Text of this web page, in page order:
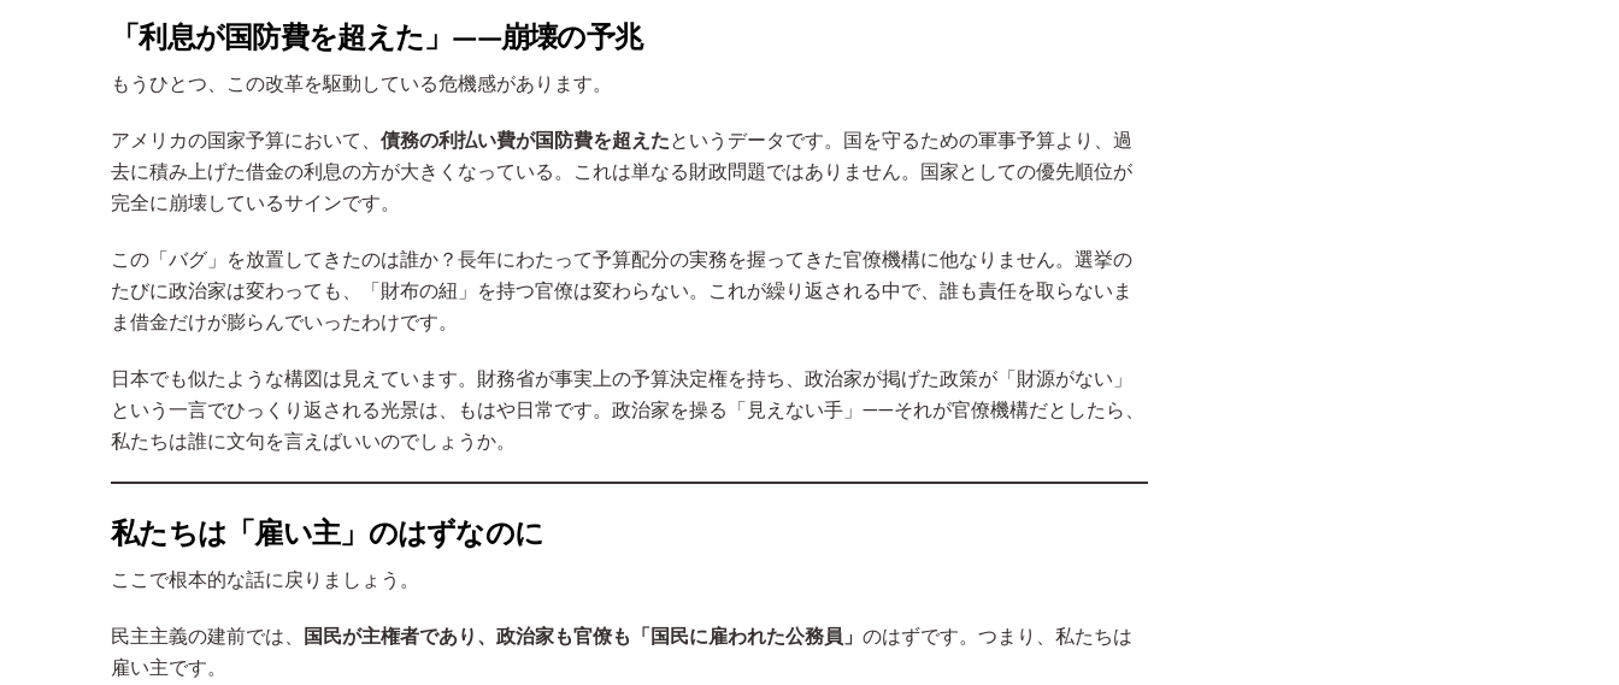
「利息が国防費を超えた」——崩壊の予兆
もうひとつ、この改革を駆動している危機感があります。
アメリカの国家予算において、 債務の利払い費が国防費を超えたというデータです。国を守るための軍事予算より、過
去に積み上げた借金の利息の方が大きくなっている。これは単なる財政問題ではありません。国家としての優先順位が
完全に崩壊しているサインです。
この「バグ」を放置してきたのは誰か？長年にわたって予算配分の実務を握ってきた官僚機構に他なりません。選挙の
たびに政治家は変わっても、「財布の紐」を持つ官僚は変わらない。これが繰り返される中で、誰も責任を取らないま
ま借金だけが膨らんでいったわけです。
日本でも似たような構図は見えています。財務省が事実上の予算決定権を持ち、政治家が掲げた政策が「財源がない」
という一言でひっくり返される光景は、もはや日常です。政治家を操る「見えない手」——それが官僚機構だとしたら、
私たちは誰に文句を言えばいいのでしょうか。
私たちは「雇い主」のはずなのに
ここで根本的な話に戻りましょう。
民主主義の建前では、 国民が主権者であり、政治家も官僚も「国民に雇われた公務員」 のはずです。つまり、私たちは
雇い主です。